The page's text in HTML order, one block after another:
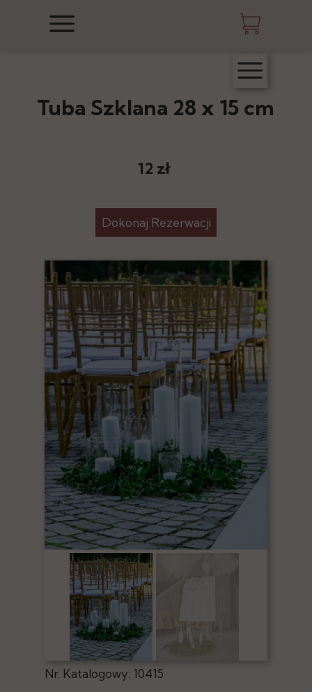
Tuba Szklana 28 x 15 cm
12 zł
Nr. Katalogowy: 10415
Dokonaj Rezerwacji